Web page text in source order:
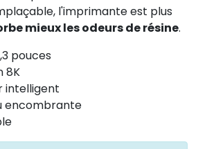
l'imprimante est plus
mieux les odeurs de résine.
pouces
8K
intelligent
encombrante